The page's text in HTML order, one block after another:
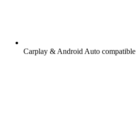
Carplay & Android Auto compatible